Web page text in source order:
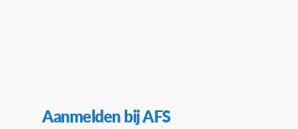
Aanmelden bij AFS